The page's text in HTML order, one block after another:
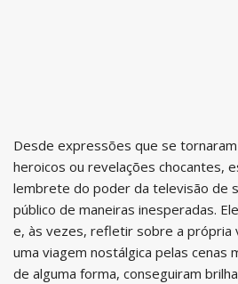
Desde expressões que se
heroicos ou revelações chocantes,
lembrete do poder da televisão de
público de maneiras inesperadas.
e, às vezes, refletir sobre a própria
uma viagem nostálgica pelas cenas
de alguma forma, conseguiram